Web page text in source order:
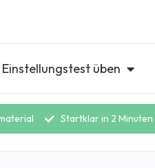
Einstellungstest üben
Startklar in 2 Minuten